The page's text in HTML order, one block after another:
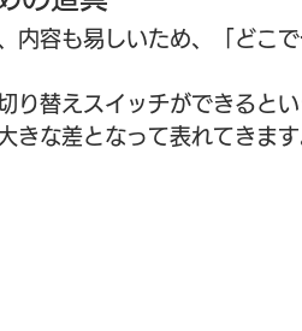
容も易しいため、「どこで
り替えスイッチができると
きな差となって表れてきます